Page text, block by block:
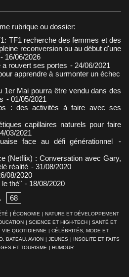
rubrique ou dossier:
TF1 recherche des femmes et des
reconversion ou au début d'une
- 16/06/2026
a rouvert ses portes - 24/06/2021
apprendre à surmonter un échec
1er Mai pourra être vendu dans des
- 01/05/2021
: des activités à faire avec ses
capillaires naturels pour faire
03/2021
face au défi générationnel
-
(Netflix) : Conversation avec Gary,
réalité - 31/08/2020
08/2020
thé" - 18/08/2020
68
| ÉCONOMIE | NATURE ET DÉVELOPPEMENT
| SCIENCE ET HIGH-TECH | SANTÉ ET
VIE QUOTIDIENNE | CÉLÉBRITÉS, MODE ET
BATEAU, AVION | JEUNES | INSOLITE ET FAITS
ET TOURISME | HUMOUR